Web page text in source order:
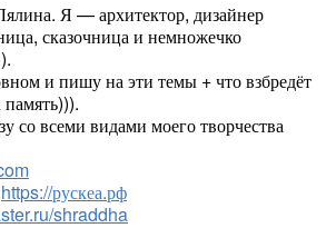
Я — архитектор, дизайнер
сказочница и немножечко
и пишу на эти темы + что взбредёт
со всеми видами моего творчества
https://рускеа.рф
shraddha